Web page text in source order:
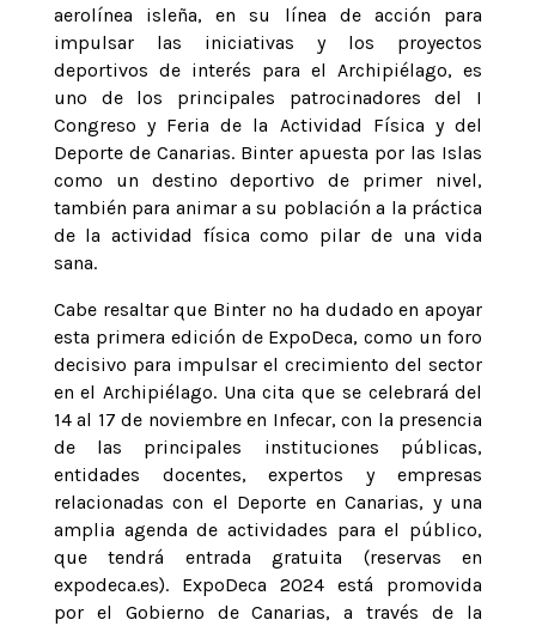
aerolínea isleña, en su línea de acción para
impulsar las iniciativas y los proyectos
deportivos de interés para el Archipiélago, es
uno de los principales patrocinadores del I
Congreso y Feria de la Actividad Física y del
Deporte de Canarias. Binter apuesta por las Islas
como un destino deportivo de primer nivel,
también para animar a su población a la práctica
de la actividad física como pilar de una vida
sana.
Cabe resaltar que Binter no ha dudado en apoyar
esta primera edición de ExpoDeca, como un foro
decisivo para impulsar el crecimiento del sector
en el Archipiélago. Una cita que se celebrará del
14 al 17 de noviembre en Infecar, con la presencia
de las principales instituciones públicas,
entidades docentes, expertos y empresas
relacionadas con el Deporte en Canarias, y una
amplia agenda de actividades para el público,
que tendrá entrada gratuita (reservas en
expodeca.es). ExpoDeca 2024 está promovida
por el Gobierno de Canarias, a través de la